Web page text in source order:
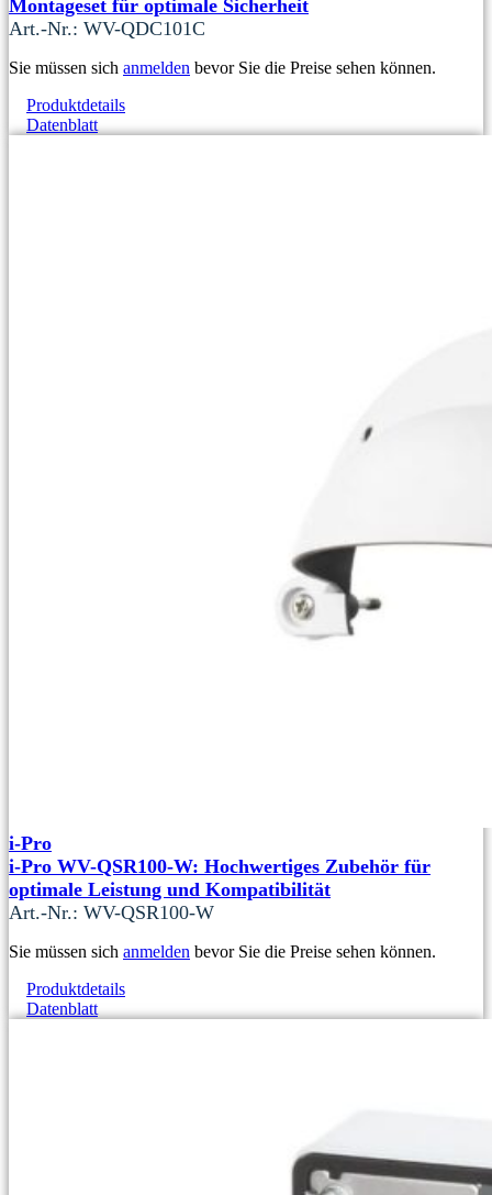
Montageset für optimale Sicherheit
Art.-Nr.: WV-QDC101C
Sie müssen sich anmelden bevor Sie die Preise sehen können.
Produktdetails
Datenblatt
i-Pro
i-Pro WV-QSR100-W: Hochwertiges Zubehör für
optimale Leistung und Kompatibilität
Art.-Nr.: WV-QSR100-W
Sie müssen sich anmelden bevor Sie die Preise sehen können.
Produktdetails
Datenblatt